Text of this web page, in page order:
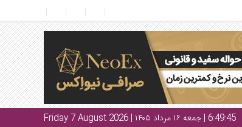
6:49:45 | جمعه ۱۶ مرداد ۱۴۰۵ | Friday 7 August 2026